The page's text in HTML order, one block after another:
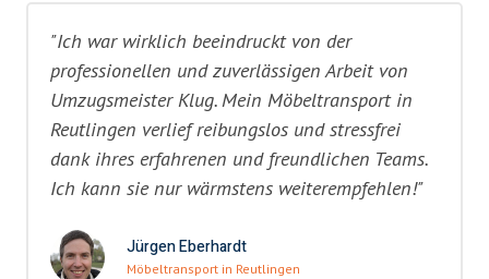
"Ich war wirklich beeindruckt von der
professionellen und zuverlässigen Arbeit von
Umzugsmeister Klug. Mein Möbeltransport in
Reutlingen verlief reibungslos und stressfrei
dank ihres erfahrenen und freundlichen Teams.
Ich kann sie nur wärmstens weiterempfehlen!"
Jürgen Eberhardt
Möbeltransport in Reutlingen